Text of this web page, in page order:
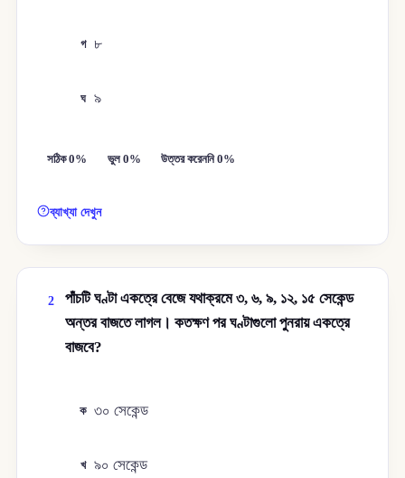
গ ৮
ঘ ৯
সঠিক 0% ভুল 0% উত্তর করেননি 0%
ব্যাখ্যা দেখুন
2
পাঁচটি ঘণ্টা একত্রে বেজে যথাক্রমে ৩, ৬, ৯, ১২, ১৫ সেকেন্ড
অন্তর বাজতে লাগল। কতক্ষণ পর ঘণ্টাগুলো পুনরায় একত্রে
বাজবে?
ক ৩০ সেকেন্ড
খ ৯০ সেকেন্ড